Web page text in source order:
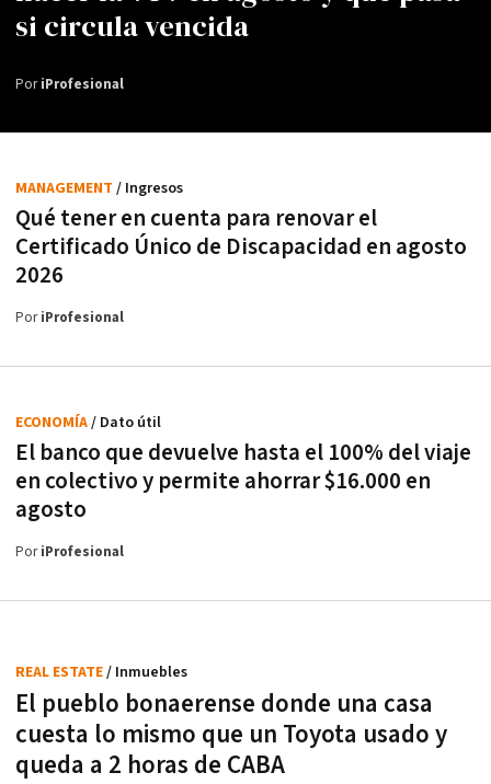
si circula vencida
PoriProfesional
Qué tener en cuenta para renovar el
Certificado Único de Discapacidad en agosto
2026
MANAGEMENT / Ingresos
PoriProfesional
El banco que devuelve hasta el 100% del viaje
en colectivo y permite ahorrar $16.000 en
agosto
ECONOMÍA/ Dato útil
PoriProfesional
El pueblo bonaerense donde una casa
cuesta lo mismo que un Toyota usado y
queda a 2 horas de CABA
REAL ESTATE/ Inmuebles